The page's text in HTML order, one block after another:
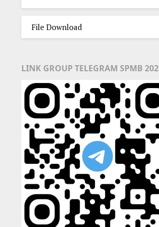
File Download
LINK GROUP TELEGRAM SPMB